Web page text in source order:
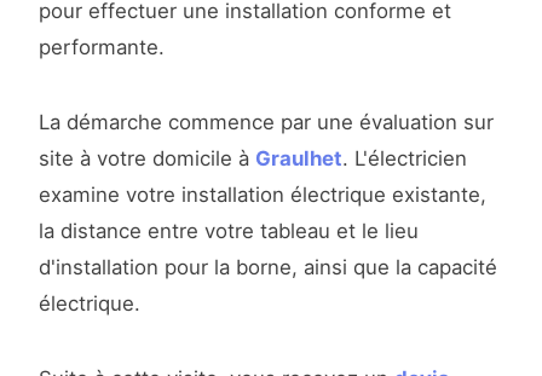
pour effectuer une installation conforme et
performante.
La démarche commence par une évaluation sur
site à votre domicile à Graulhet. L'électricien
examine votre installation électrique existante,
la distance entre votre tableau et le lieu
d'installation pour la borne, ainsi que la capacité
électrique.